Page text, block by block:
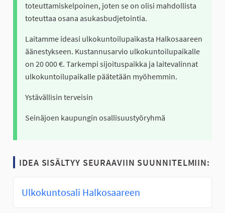
toteuttamiskelpoinen, joten se on olisi mahdollista
toteuttaa osana asukasbudjetointia.
Laitamme ideasi ulkokuntoilupaikasta Halkosaareen
äänestykseen. Kustannusarvio ulkokuntoilupaikalle
on 20 000 €. Tarkempi sijoituspaikka ja laitevalinnat
ulkokuntoilupaikalle päätetään myöhemmin.
Ystävällisin terveisin
Seinäjoen kaupungin osallisuustyöryhmä
IDEA SISÄLTYY SEURAAVIIN SUUNNITELMIIN:
Ulkokuntosali Halkosaareen